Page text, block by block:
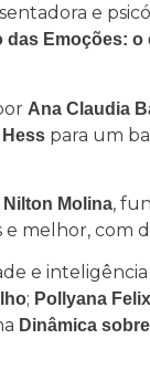
e
das Emoções:
Ana Claudia
para um
Nilton Molina,
melhor, com
e
; Pollyana Felix
Dinâmica